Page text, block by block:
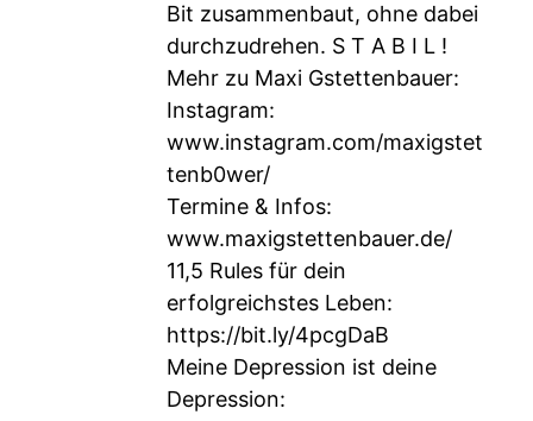
Bit zusammenbaut, ohne dabei
durchzudrehen. S T A B I L !
Mehr zu Maxi Gstettenbauer:
Instagram:
www.instagram.com/maxigstet
tenb0wer/
Termine & Infos:
www.maxigstettenbauer.de/
11,5 Rules für dein
erfolgreichstes Leben:
https://bit.ly/4pcgDaB
Meine Depression ist deine
Depression: